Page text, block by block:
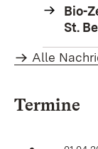
Bio-
St.
Alle
Termine